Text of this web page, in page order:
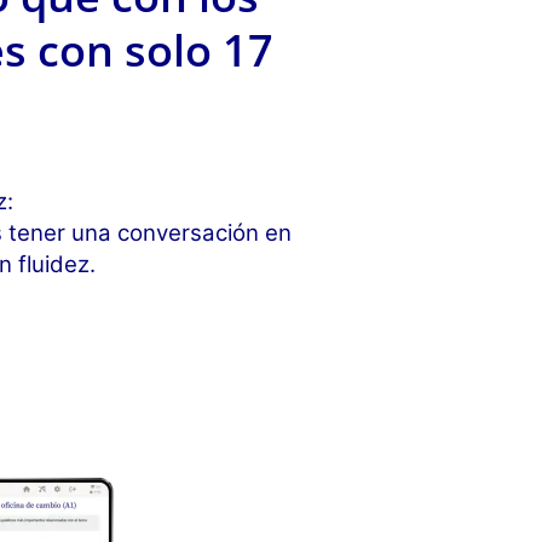
con solo 17
una conversación en
fluidez.